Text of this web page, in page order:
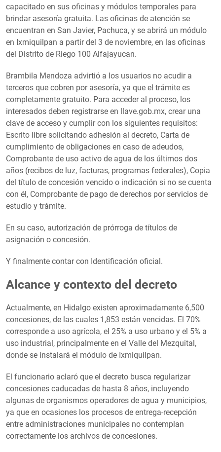
capacitado en sus oficinas y módulos temporales para
brindar asesoría gratuita. Las oficinas de atención se
encuentran en San Javier, Pachuca, y se abrirá un módulo
en Ixmiquilpan a partir del 3 de noviembre, en las oficinas
del Distrito de Riego 100 Alfajayucan.
Brambila Mendoza advirtió a los usuarios no acudir a
terceros que cobren por asesoría, ya que el trámite es
completamente gratuito. Para acceder al proceso, los
interesados deben registrarse en llave.gob.mx, crear una
clave de acceso y cumplir con los siguientes requisitos:
Escrito libre solicitando adhesión al decreto, Carta de
cumplimiento de obligaciones en caso de adeudos,
Comprobante de uso activo de agua de los últimos dos
años (recibos de luz, facturas, programas federales), Copia
del título de concesión vencido o indicación si no se cuenta
con él, Comprobante de pago de derechos por servicios de
estudio y trámite.
En su caso, autorización de prórroga de títulos de
asignación o concesión.
Y finalmente contar con Identificación oficial.
Alcance y contexto del decreto
Actualmente, en Hidalgo existen aproximadamente 6,500
concesiones, de las cuales 1,853 están vencidas. El 70%
corresponde a uso agrícola, el 25% a uso urbano y el 5% a
uso industrial, principalmente en el Valle del Mezquital,
donde se instalará el módulo de Ixmiquilpan.
El funcionario aclaró que el decreto busca regularizar
concesiones caducadas de hasta 8 años, incluyendo
algunas de organismos operadores de agua y municipios,
ya que en ocasiones los procesos de entrega-recepción
entre administraciones municipales no contemplan
correctamente los archivos de concesiones.